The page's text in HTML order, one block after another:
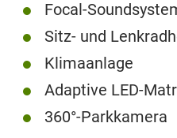
Focal-
Sitz- und
Klimaanlage
Adaptive LED-
360°-Parkkamera